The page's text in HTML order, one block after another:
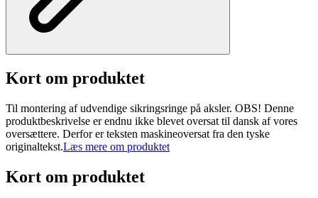
Kort om produktet
Til montering af udvendige sikringsringe på aksler. OBS! Denne
produktbeskrivelse er endnu ikke blevet oversat til dansk af vores
oversættere. Derfor er teksten maskineoversat fra den tyske
originaltekst.Læs mere om produktet
Kort om produktet